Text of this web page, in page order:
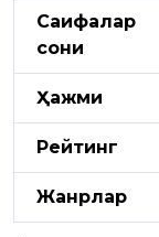
Саҳифалар
сони
Ҳажми
Рейтинг
Жанрлар